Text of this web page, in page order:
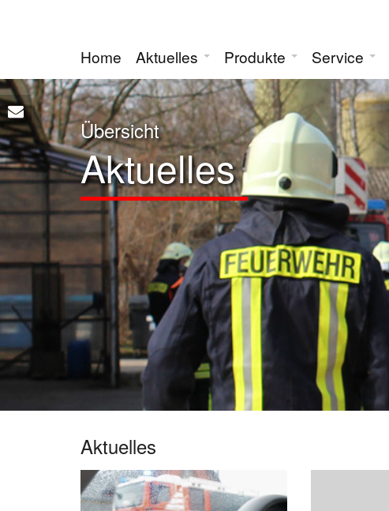
Home Aktuelles Produkte Service
Übersicht
Aktuelles
Aktuelles